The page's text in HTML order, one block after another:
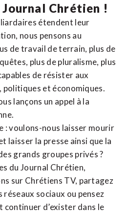
Chrétien !
étendent leur
nous pensons au
de travail de terrain, plus de
plus de pluralisme, plus
de résister aux
politiques et économiques.
lançons un appel à la
: voulons-nous laisser mourir
laisser la presse ainsi que la
grands groupes privés ?
du Journal Chrétien,
sur Chrétiens TV, partagez
réseaux sociaux ou pensez
continuer d’exister dans le